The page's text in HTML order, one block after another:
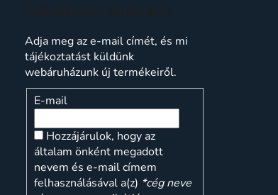
Adja meg az e-mail címét, és mi
tájékoztatást küldünk
webáruházunk új termékeiről.
E-mail
Hozzájárulok, hogy az
általam önként megadott
nevem és e-mail címem
felhasználásával a(z) *cég neve